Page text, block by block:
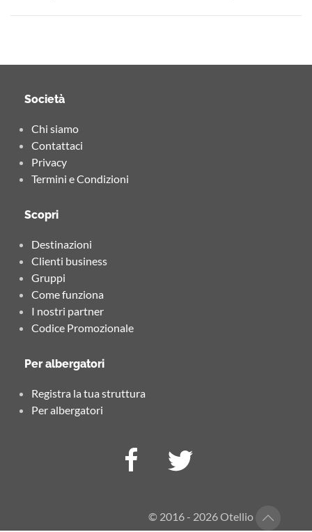
Società
Chi siamo
Contattaci
Privacy
Termini e Condizioni
Scopri
Destinazioni
Clienti business
Gruppi
Come funziona
I nostri partner
Codice Promozionale
Per albergatori
Registra la tua struttura
Per albergatori
© 2016 - 2026 Otellio